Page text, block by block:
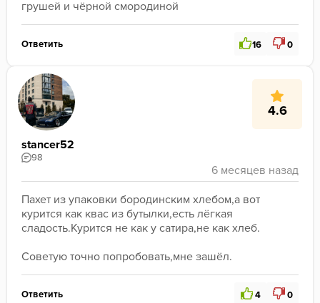
грушей и чёрной смородиной
Ответить 16 0
4.6
stancer52
98
Пахет из упаковки бородинским хлебом,а вот
курится как квас из бутылки,есть лёгкая
сладость.Курится не как у сатира,не как хлеб.
Советую точно попробовать,мне зашёл.
Ответить 4 0